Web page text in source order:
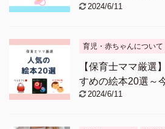
2024/6/11
育児・赤ちゃんについて
【保育士ママ厳選
すめの絵本20選～
2024/6/11